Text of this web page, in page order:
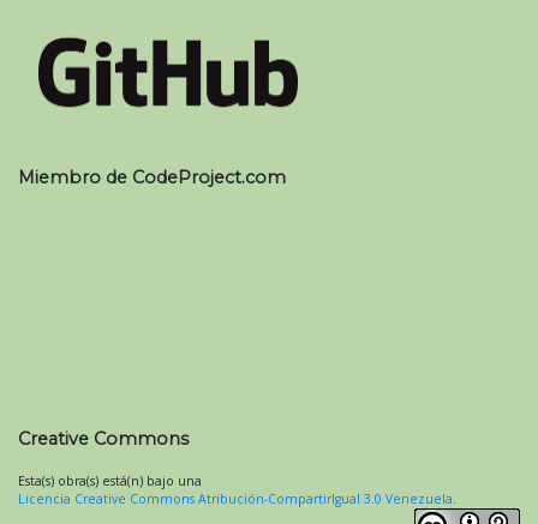
Miembro de CodeProject.com
Creative Commons
Esta(s) obra(s) está(n) bajo una
Licencia Creative Commons Atribución-CompartirIgual 3.0 Venezuela